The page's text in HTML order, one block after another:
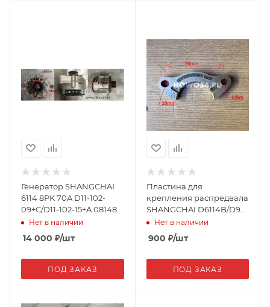
Генератор SHANGCHAI
6114 8PK 70A D11-102-
09+C/D11-102-15+A 08148
Нет в наличии
14 000 ₽/шт
ПОД ЗАКАЗ
Пластина для
крепления распредвала
SHANGCHAI D6114B/D9
20039 D02A-114-01C
Нет в наличии
900 ₽/шт
ПОД ЗАКАЗ